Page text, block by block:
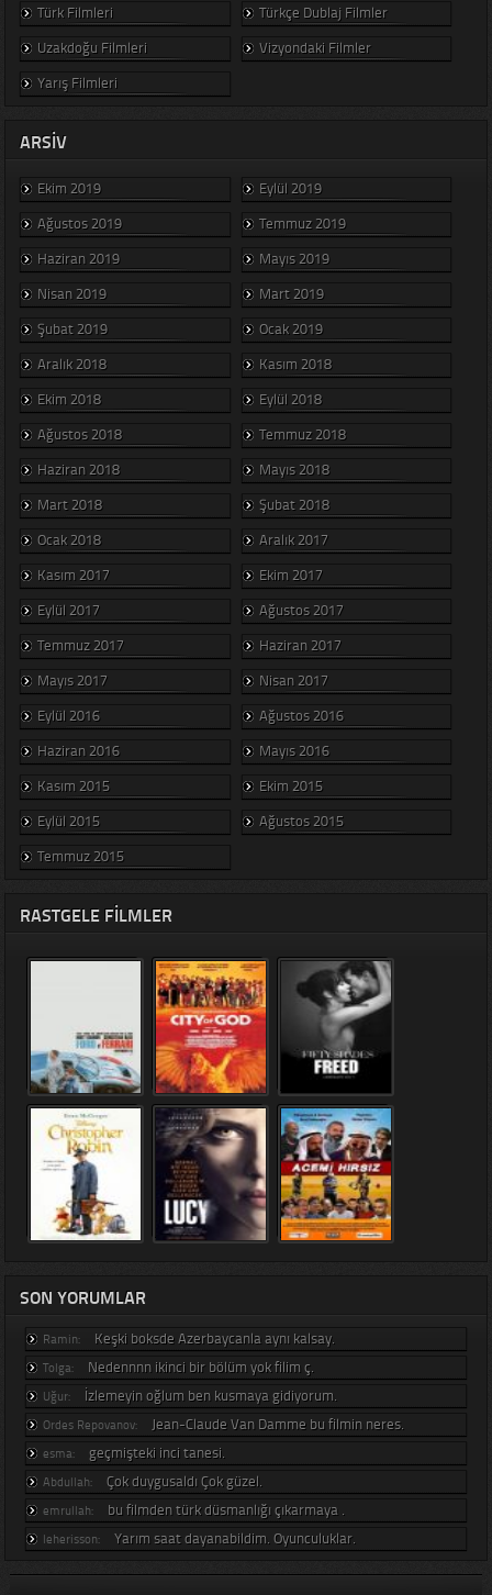
Türk Filmleri
Türkçe Dublaj Filmler
Uzakdoğu Filmleri
Vizyondaki Filmler
Yarış Filmleri
ARSIV
Ekim 2019
Eylül 2019
Ağustos 2019
Temmuz 2019
Haziran 2019
Mayıs 2019
Nisan 2019
Mart 2019
Şubat 2019
Ocak 2019
Aralık 2018
Kasım 2018
Ekim 2018
Eylül 2018
Ağustos 2018
Temmuz 2018
Haziran 2018
Mayıs 2018
Mart 2018
Şubat 2018
Ocak 2018
Aralık 2017
Kasım 2017
Ekim 2017
Eylül 2017
Ağustos 2017
Temmuz 2017
Haziran 2017
Mayıs 2017
Nisan 2017
Eylül 2016
Ağustos 2016
Haziran 2016
Mayıs 2016
Kasım 2015
Ekim 2015
Eylül 2015
Ağustos 2015
Temmuz 2015
RASTGELE FILMLER
SON YORUMLAR
Ramin: Keşki boksde Azerbaycanla aynı kalsay.
Tolga: Nedennnn ikinci bir bölüm yok filim ç.
Uğur: İzlemeyin oğlum ben kusmaya gidiyorum.
Ordes Repovanov: Jean-Claude Van Damme bu filmin neres.
esma: geçmişteki inci tanesi.
Abdullah: Çok duygusaldı Çok güzel.
emrullah: bu filmden türk düsmanlığı çıkarmaya .
leherisson: Yarım saat dayanabildim. Oyunculuklar.